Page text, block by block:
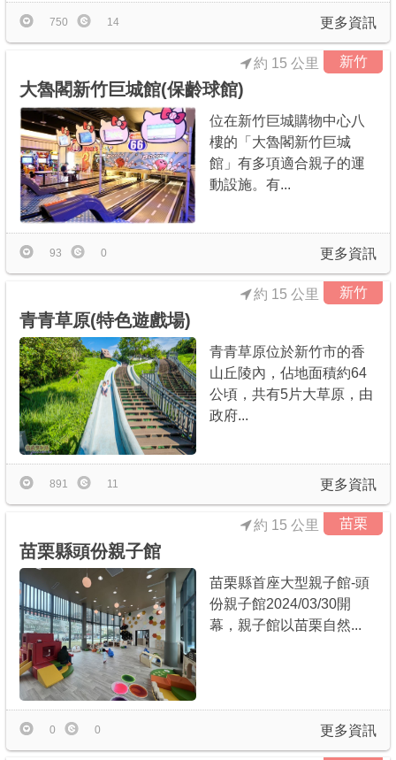
更多資訊
750 14
新竹
大魯閣新竹巨城館(保齡球館)
約 15 公里
位在新竹巨城購物中心八
樓的「大魯閣新竹巨城
館」有多項適合親子的運
動設施。有...
更多資訊
93 0
新竹
青青草原(特色遊戲場)
約 15 公里
青青草原位於新竹市的香
山丘陵內，佔地面積約64
公頃，共有5片大草原，由
政府...
更多資訊
891 11
苗栗
苗栗縣頭份親子館
約 15 公里
苗栗縣首座大型親子館-頭
份親子館2024/03/30開
幕，親子館以苗栗自然...
更多資訊
0 0